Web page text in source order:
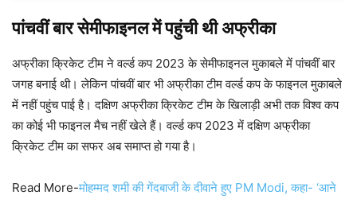
पांचवीं बार सेमीफाइनल में पहुंची थी अफ्रीका
अफ्रीका क्रिकेट टीम ने वर्ल्ड कप 2023 के सेमीफाइनल मुकाबले में पांचवीं बार
जगह बनाई थी। लेकिन पांचवीं बार भी अफ्रीका टीम वर्ल्ड कप के फाइनल मुकाबले
में नहीं पहुंच पाई है। दक्षिण अफ्रीका क्रिकेट टीम के खिलाड़ी अभी तक विश्व कप
का कोई भी फाइनल मैच नहीं खेले हैं। वर्ल्ड कप 2023 में दक्षिण अफ्रीका
क्रिकेट टीम का सफर अब समाप्त हो गया है।
Read More-मोहम्मद शमी की गेंदबाजी के दीवाने हुए PM Modi, कहा- ‘आने